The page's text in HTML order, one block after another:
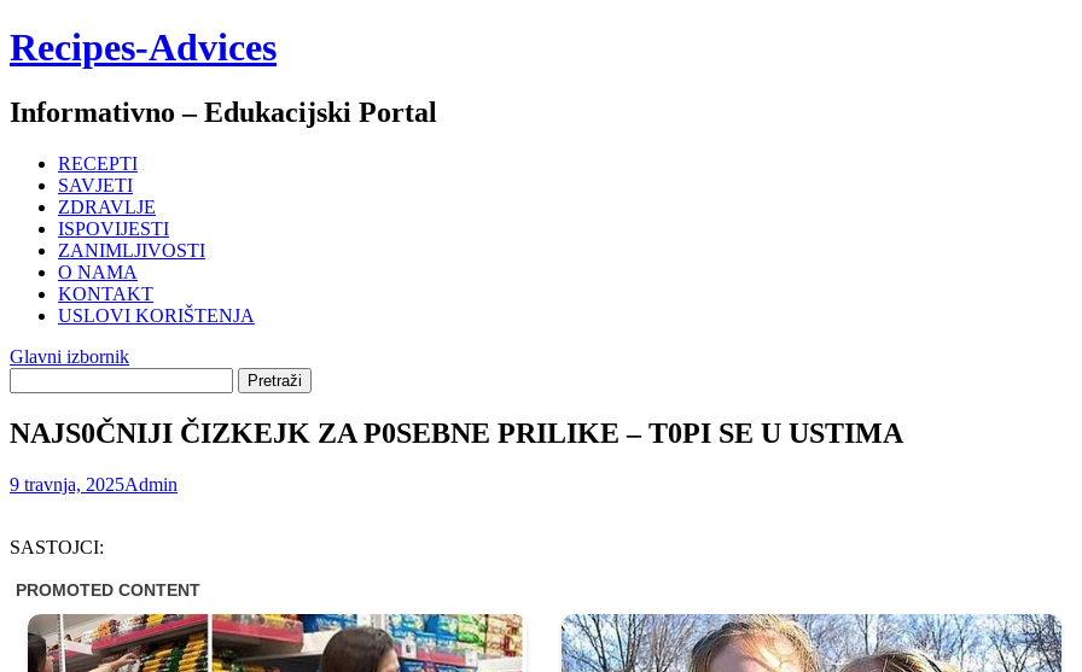
Skoči
do
Recipes-Advices
Informativno – Edukacijski Portal
RECEPTI
SAVJETI
ZDRAVLJE
ISPOVIJESTI
ZANIMLJIVOSTI
O NAMA
KONTAKT
USLOVI KORIŠTENJA
Glavni izbornik
NAJS0ČNIJI ČIZKEJK ZA P0SEBNE PRILIKE – T0PI SE U USTIMA
9 travnja, 2025Admin
SASTOJCI: